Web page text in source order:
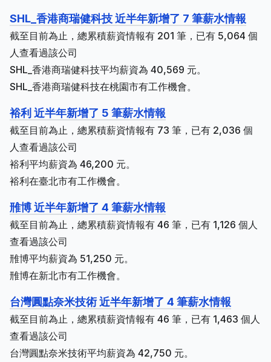
SHL_香港商瑞健科技 近半年新增了 7 筆薪水情報
截至目前為止，總累積薪資情報有 201 筆，已有 5,064 個
人查看過該公司
SHL_香港商瑞健科技平均薪資為 40,569 元。
SHL_香港商瑞健科技在桃園市有工作機會。
裕利 近半年新增了 5 筆薪水情報
截至目前為止，總累積薪資情報有 73 筆，已有 2,036 個
人查看過該公司
裕利平均薪資為 46,200 元。
裕利在臺北市有工作機會。
雃博 近半年新增了 4 筆薪水情報
截至目前為止，總累積薪資情報有 46 筆，已有 1,126 個人
查看過該公司
雃博平均薪資為 51,250 元。
雃博在新北市有工作機會。
台灣圓點奈米技術 近半年新增了 4 筆薪水情報
截至目前為止，總累積薪資情報有 46 筆，已有 1,463 個人
查看過該公司
台灣圓點奈米技術平均薪資為 42,750 元。